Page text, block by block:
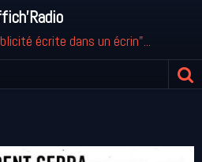
écrite dans un écrin"...